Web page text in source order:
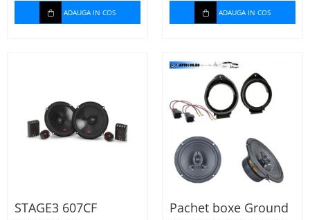
ADAUGA IN COS ADAUGA IN COS
STAGE3 607CF
Pachet boxe Ground